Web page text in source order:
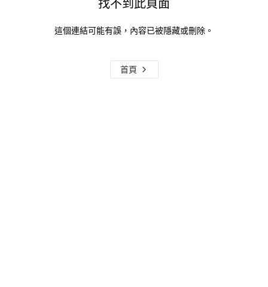
這個連結可能有誤，內容已被隱藏或刪除。
首頁